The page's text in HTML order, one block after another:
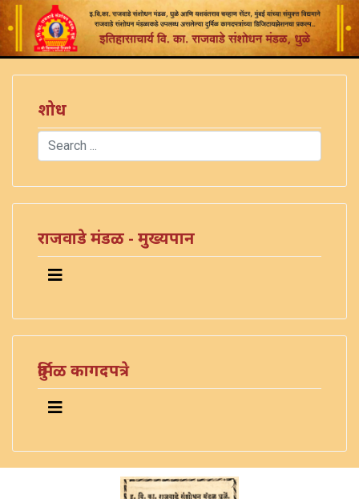
शोध
Search
राजवाडे मंडळ - मुख्यपान
दुर्मिळ कागदपत्रे